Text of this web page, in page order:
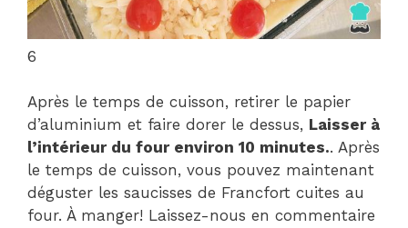
6
Après le temps de cuisson, retirer le papier
d’aluminium et faire dorer le dessus, Laisser à
l’intérieur du four environ 10 minutes.. Après
le temps de cuisson, vous pouvez maintenant
déguster les saucisses de Francfort cuites au
four. À manger! Laissez-nous en commentaire